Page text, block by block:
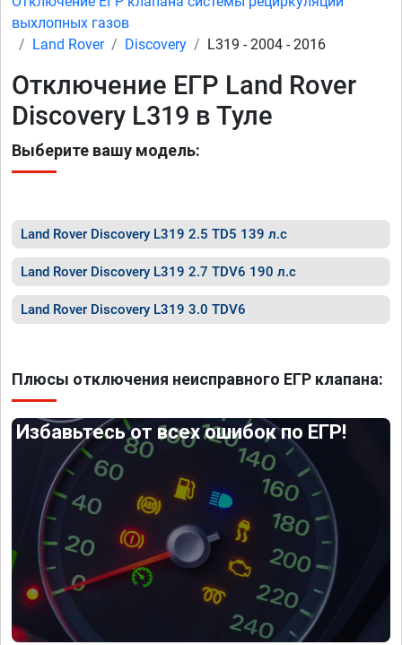
выхлопных газов
Land Rover
Discovery L319 - 2004 - 2016
Отключение ЕГР Land Rover
Discovery L319 в Туле
Выберите вашу модель:
Land Rover Discovery L319 2.5 TD5 139 л.с
Land Rover Discovery L319 2.7 TDV6 190 л.с
Land Rover Discovery L319 3.0 TDV6
Плюсы отключения неисправного ЕГР клапана:
Избавьтесь от всех ошибок по ЕГР!